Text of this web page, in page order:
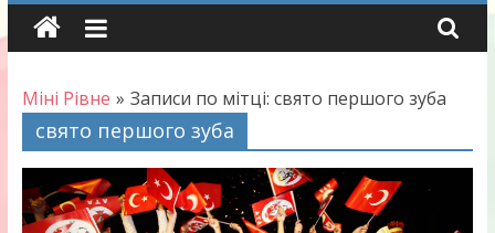
Skip
to
Міні Рівне » Записи по мітці: свято першого зуба
свято першого зуба